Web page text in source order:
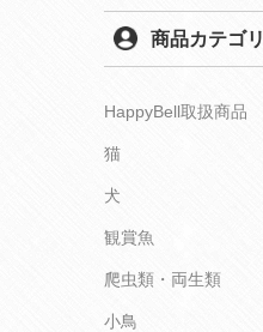
商品カテゴリ
HappyBell取扱商品
猫
犬
観賞魚
爬虫類・両生類
小鳥